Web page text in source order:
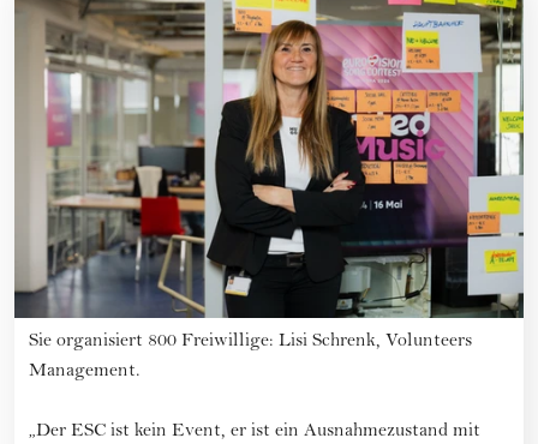
Sie organisiert 800 Freiwillige: Lisi Schrenk, Volunteers
Management.
„Der ESC ist kein Event, er ist ein Ausnahmezustand mit